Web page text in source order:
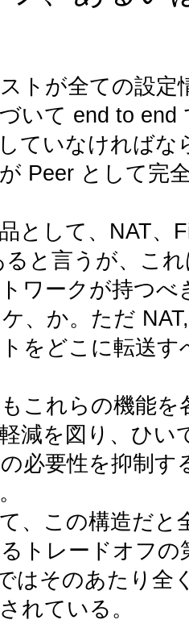
トが全ての設
いて end to end
ていなければ
Peer として完
として、NAT、
ると言うが、こ
ワークが持つ
、か。ただ
をどこに転送
これらの機能
減を図り、ひ
必要性を抑制
、この構造だ
トレードオフの
はそのあたり全
れている。